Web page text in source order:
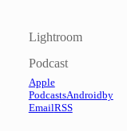
Lightroom
Podcast
Apple
PodcastsAndroidby
EmailRSS